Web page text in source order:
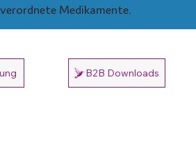
Medikamente.
B2B Downloads